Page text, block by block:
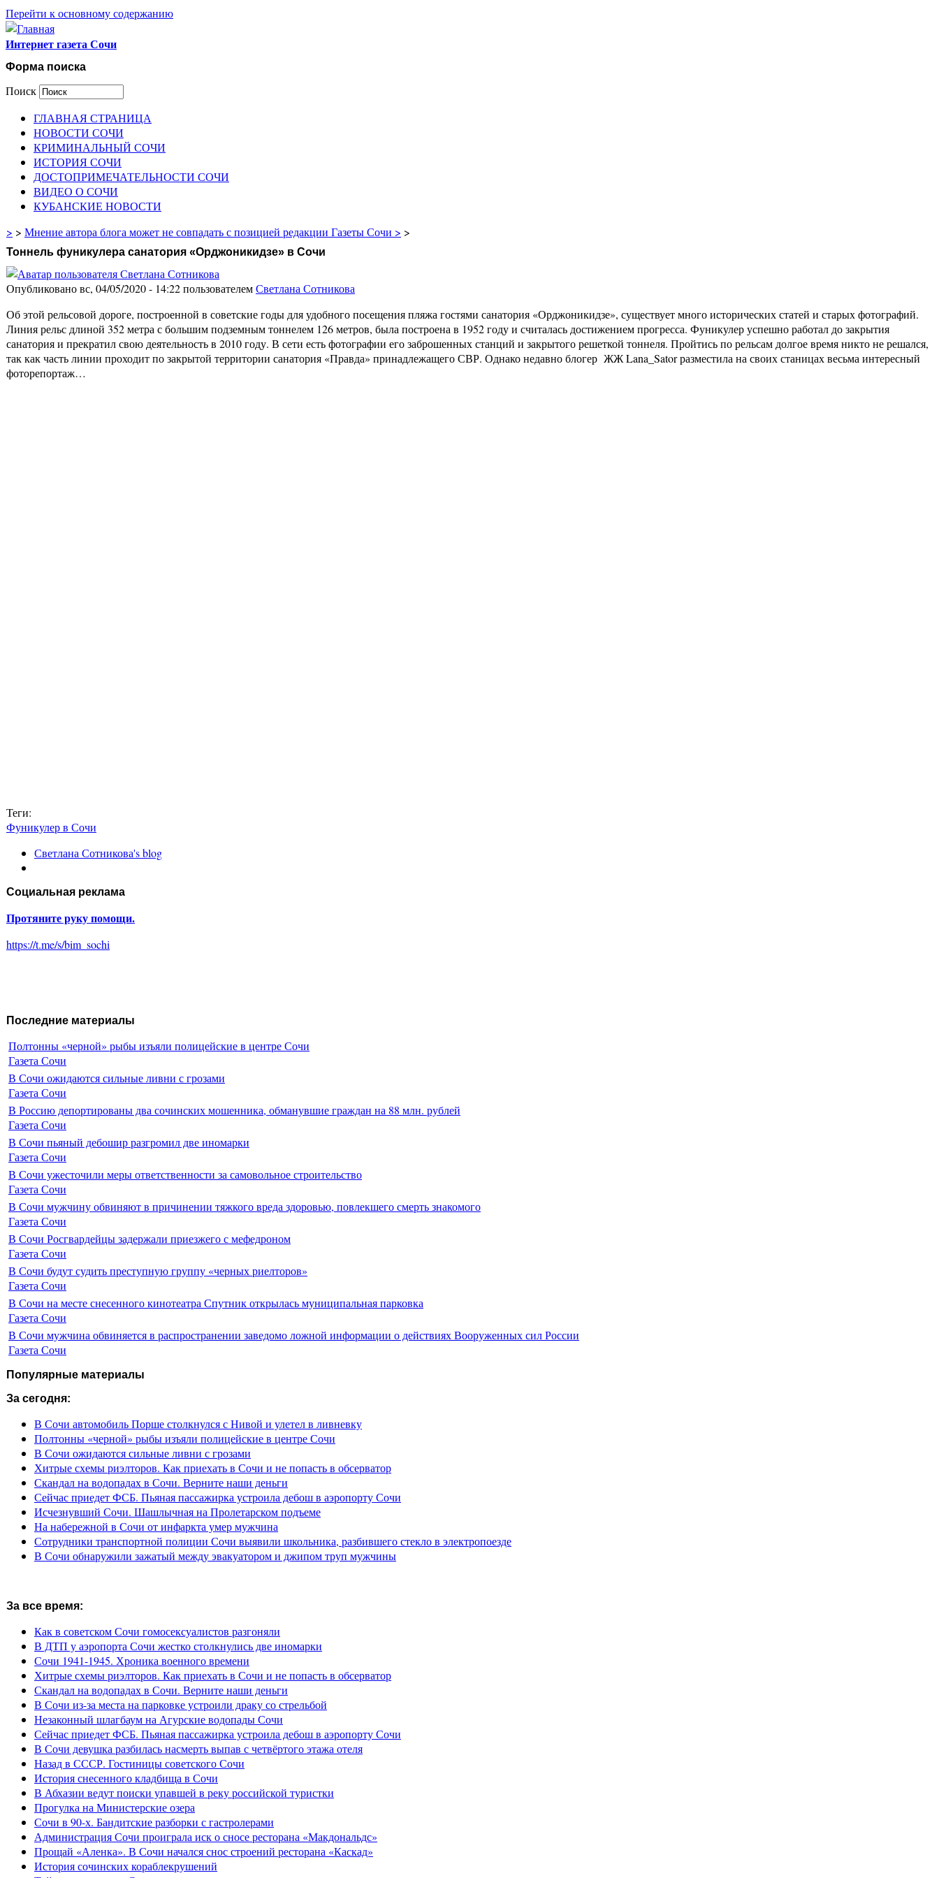
Перейти к основному содержанию
Интернет газета Сочи
Форма поиска
Поиск
ГЛАВНАЯ СТРАНИЦА
НОВОСТИ СОЧИ
КРИМИНАЛЬНЫЙ СОЧИ
ИСТОРИЯ СОЧИ
ДОСТОПРИМЕЧАТЕЛЬНОСТИ СОЧИ
ВИДЕО О СОЧИ
КУБАНСКИЕ НОВОСТИ
> > Мнение автора блога может не совпадать с позицией редакции Газеты Сочи > >
Тоннель фуникулера санатория «Орджоникидзе» в Сочи
Опубликовано вс, 04/05/2020 - 14:22 пользователемСветлана Сотникова
Об этой рельсовой дороге, построенной в советские годы для удобного посещения пляжа гостями санатория «Орджоникидзе», существует много исторических статей и старых фотографий.
Линия рельс длиной 352 метра с большим подземным тоннелем 126 метров, была построена в 1952 году и считалась достижением прогресса. Фуникулер успешно работал до закрытия
санатория и прекратил свою деятельность в 2010 году. В сети есть фотографии его заброшенных станций и закрытого решеткой тоннеля. Пройтись по рельсам долгое время никто не решался,
так как часть линии проходит по закрытой территории санатория «Правда» принадлежащего СВР. Однако недавно блогер ЖЖ Lana_Sator разместила на своих станицах весьма интересный
фоторепортаж…
Теги:
Фуникулер в Сочи
Светлана Сотникова's blog
Социальная реклама
Протяните руку помощи.
https://t.me/s/bim_sochi
Последние материалы
Полтонны «черной» рыбы изъяли полицейские в центре Сочи
Газета Сочи
В Сочи ожидаются сильные ливни с грозами
Газета Сочи
В Россию депортированы два сочинских мошенника, обманувшие граждан на 88 млн. рублей
Газета Сочи
В Сочи пьяный дебошир разгромил две иномарки
Газета Сочи
В Сочи ужесточили меры ответственности за самовольное строительство
Газета Сочи
В Сочи мужчину обвиняют в причинении тяжкого вреда здоровью, повлекшего смерть знакомого
Газета Сочи
В Сочи Росгвардейцы задержали приезжего с мефедроном
Газета Сочи
В Сочи будут судить преступную группу «черных риелторов»
Газета Сочи
В Сочи на месте снесенного кинотеатра Спутник открылась муниципальная парковка
Газета Сочи
В Сочи мужчина обвиняется в распространении заведомо ложной информации о действиях Вооруженных сил России
Газета Сочи
Популярные материалы
За сегодня:
В Сочи автомобиль Порше столкнулся с Нивой и улетел в ливневку
Полтонны «черной» рыбы изъяли полицейские в центре Сочи
В Сочи ожидаются сильные ливни с грозами
Хитрые схемы риэлторов. Как приехать в Сочи и не попасть в обсерватор
Скандал на водопадах в Сочи. Верните наши деньги
Сейчас приедет ФСБ. Пьяная пассажирка устроила дебош в аэропорту Сочи
Исчезнувший Сочи. Шашлычная на Пролетарском подъеме
На набережной в Сочи от инфаркта умер мужчина
Сотрудники транспортной полиции Сочи выявили школьника, разбившего стекло в электропоезде
В Сочи обнаружили зажатый между эвакуатором и джипом труп мужчины
За все время:
Как в советском Сочи гомосексуалистов разгоняли
В ДТП у аэропорта Сочи жестко столкнулись две иномарки
Сочи 1941-1945. Хроника военного времени
Хитрые схемы риэлторов. Как приехать в Сочи и не попасть в обсерватор
Скандал на водопадах в Сочи. Верните наши деньги
В Сочи из-за места на парковке устроили драку со стрельбой
Незаконный шлагбаум на Агурские водопады Сочи
Сейчас приедет ФСБ. Пьяная пассажирка устроила дебош в аэропорту Сочи
В Сочи девушка разбилась насмерть выпав с четвёртого этажа отеля
Назад в СССР. Гостиницы советского Сочи
История снесенного кладбища в Сочи
В Абхазии ведут поиски упавшей в реку российской туристки
Прогулка на Министерские озера
Сочи в 90-х. Бандитские разборки с гастролерами
Администрация Сочи проиграла иск о сносе ресторана «Макдональдс»
Прощай «Аленка». В Сочи начался снос строений ресторана «Каскад»
История сочинских кораблекрушений